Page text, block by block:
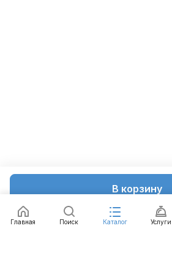
В корзину
Главная Поиск Каталог Услуги